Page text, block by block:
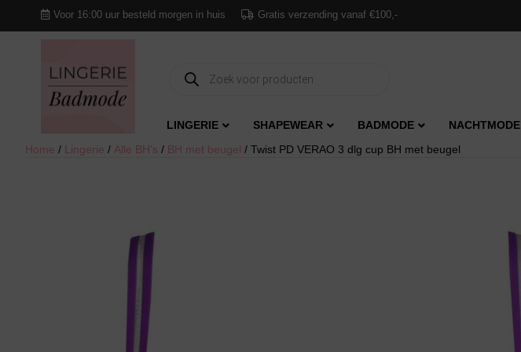
Voor 16:00 uur besteld morgen in huis Gratis verzending vanaf €100,-
Producten
zoeken
LINGERIE SHAPEWEAR BADMODE NACHTMODE
Home / Lingerie / Alle BH's / BH met beugel / Twist PD VERAO 3 dlg cup BH met beugel